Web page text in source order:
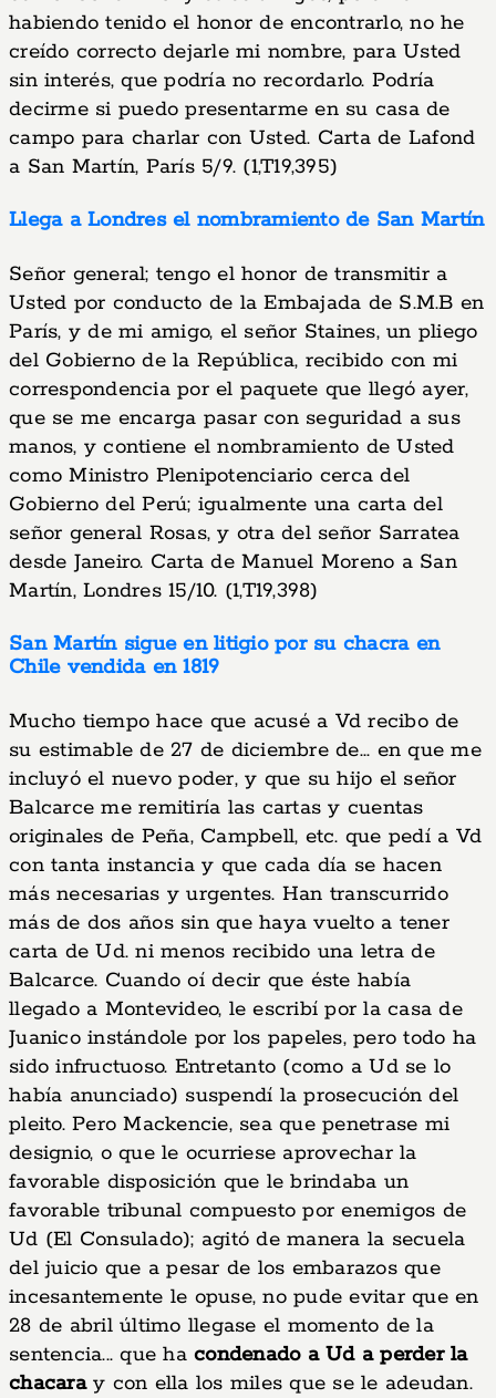
habiendo tenido el honor de encontrarlo, no he
creído correcto dejarle mi nombre, para Usted
sin interés, que podría no recordarlo. Podría
decirme si puedo presentarme en su casa de
campo para charlar con Usted. Carta de Lafond
a San Martín, París 5/9. (1,T19,395)
Llega a Londres el nombramiento de San Martín
Señor general; tengo el honor de transmitir a
Usted por conducto de la Embajada de S.M.B en
París, y de mi amigo, el señor Staines, un pliego
del Gobierno de la República, recibido con mi
correspondencia por el paquete que llegó ayer,
que se me encarga pasar con seguridad a sus
manos, y contiene el nombramiento de Usted
como Ministro Plenipotenciario cerca del
Gobierno del Perú; igualmente una carta del
señor general Rosas, y otra del señor Sarratea
desde Janeiro. Carta de Manuel Moreno a San
Martín, Londres 15/10. (1,T19,398)
San Martín sigue en litigio por su chacra en
Chile vendida en 1819
Mucho tiempo hace que acusé a Vd recibo de
su estimable de 27 de diciembre de... en que me
incluyó el nuevo poder, y que su hijo el señor
Balcarce me remitiría las cartas y cuentas
originales de Peña, Campbell, etc. que pedí a Vd
con tanta instancia y que cada día se hacen
más necesarias y urgentes. Han transcurrido
más de dos años sin que haya vuelto a tener
carta de Ud. ni menos recibido una letra de
Balcarce. Cuando oí decir que éste había
llegado a Montevideo, le escribí por la casa de
Juanico instándole por los papeles, pero todo ha
sido infructuoso. Entretanto (como a Ud se lo
había anunciado) suspendí la prosecución del
pleito. Pero Mackencie, sea que penetrase mi
designio, o que le ocurriese aprovechar la
favorable disposición que le brindaba un
favorable tribunal compuesto por enemigos de
Ud (El Consulado); agitó de manera la secuela
del juicio que a pesar de los embarazos que
incesantemente le opuse, no pude evitar que en
28 de abril último llegase el momento de la
sentencia... que ha condenado a Ud a perder la
chacaray con ella los miles que se le adeudan.